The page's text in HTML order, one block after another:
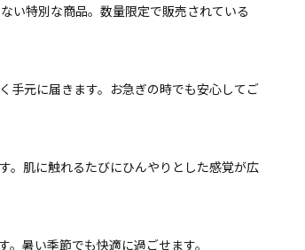
い特別な商品。数量限定で販売されている
手元に届きます。お急ぎの時でも安心してご
。肌に触れるたびにひんやりとした感覚が広
暑い季節でも快適に過ごせます。